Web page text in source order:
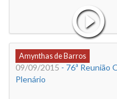
Amynthas de Barros
09/09/2015 - 76ª Reunião
Plenário